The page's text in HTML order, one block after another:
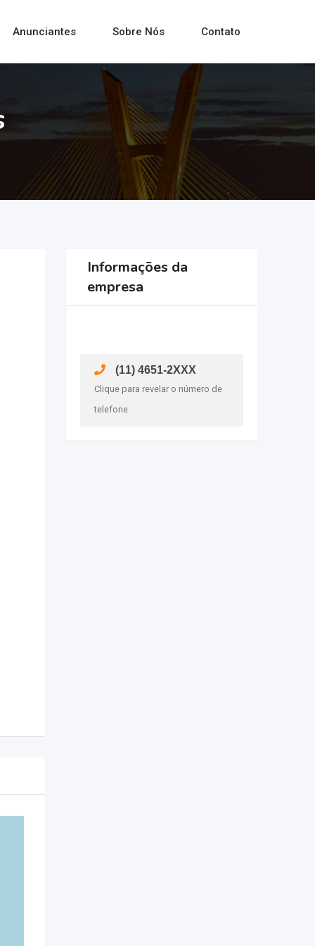
Anunciantes Sobre Nós Contato
Informações da
empresa
(11) 4651-2XXX
Clique para revelar o número de
telefone